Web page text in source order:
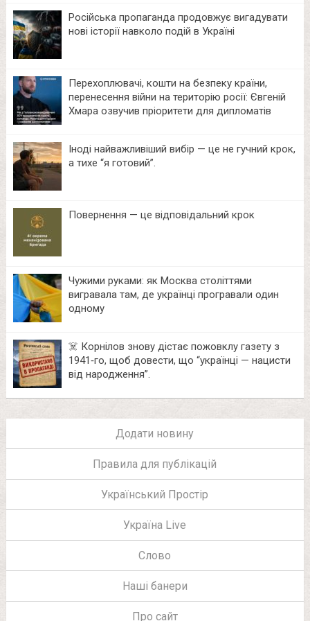
Російська пропаганда продовжує вигадувати
нові історії навколо подій в Україні
Перехоплювачі, кошти на безпеку країни,
перенесення війни на територію росії: Євгеній
Хмара озвучив пріоритети для дипломатів
Іноді найважливіший вибір — це не гучний крок,
а тихе “я готовий”.
Повернення — це відповідальний крок
Чужими руками: як Москва століттями
вигравала там, де українці програвали один
одному
☠️ Корнілов знову дістає пожовклу газету з
1941‑го, щоб довести, що “українці — нацисти
від народження”.
Додати новину
Правила для публікацій
Український Простір
Україна Live
Слово
Наші банери
Про сайт